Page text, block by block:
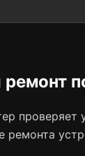
ремонт
проверяет
ремонта